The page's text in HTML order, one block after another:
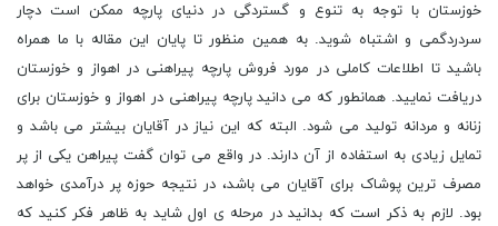
خوزستان با توجه به تنوع و گستردگی در دنیای پارچه ممکن است دچار
سردردگمی و اشتباه شوید. به همین منظور تا پایان این مقاله با ما همراه
باشید تا اطلاعات کاملی در مورد فروش پارچه پیراهنی در اهواز و خوزستان
دریافت نمایید. همانطور که می دانید پارچه پیراهنی در اهواز و خوزستان برای
زنانه و مردانه تولید می شود. البته که این نیاز در آقایان بیشتر می باشد و
تمایل زیادی به استفاده از آن دارند. در واقع می توان گفت پیراهن یکی از پر
مصرف ترین پوشاک برای آقایان می باشد، در نتیجه حوزه پر درآمدی خواهد
بود. لازم به ذکر است که بدانید در مرحله ی اول شاید به ظاهر فکر کنید که